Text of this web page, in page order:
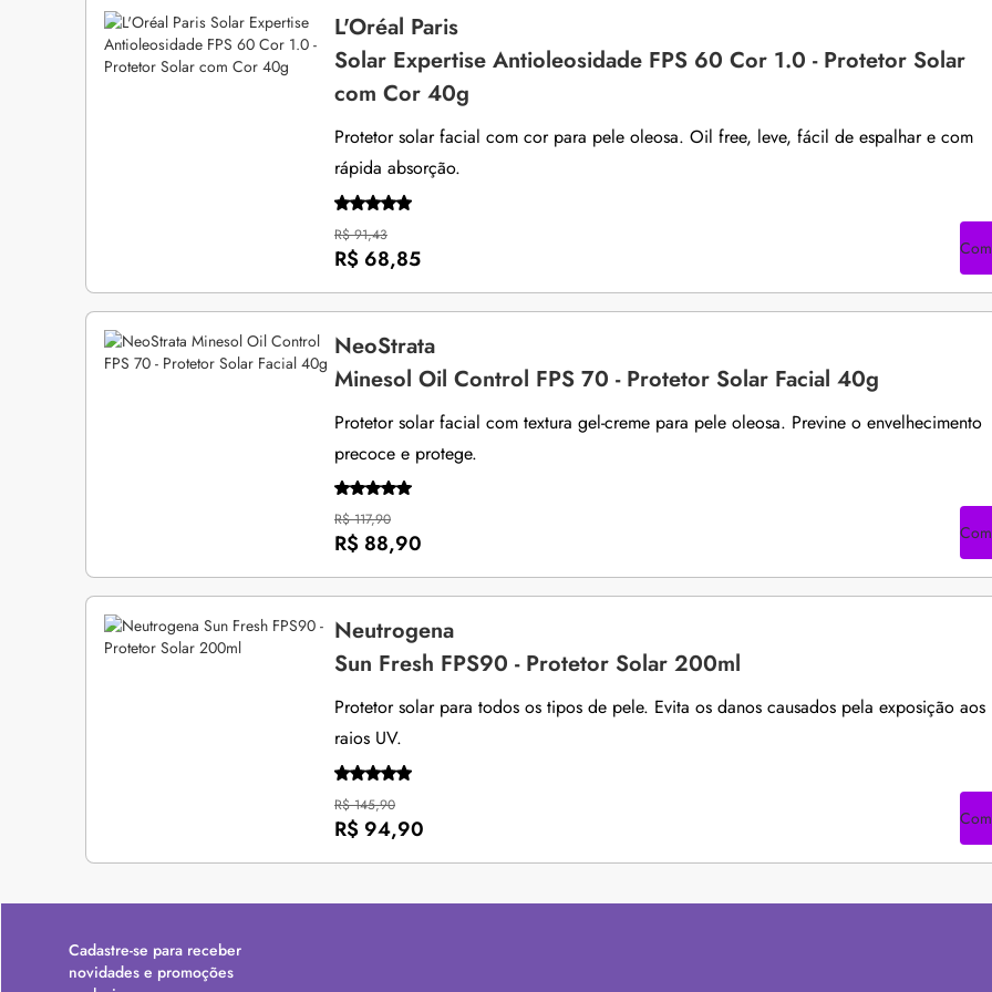
L'Oréal Paris
Solar Expertise Antioleosidade FPS 60 Cor 1.0 - Protetor Solar
com Cor 40g
Protetor solar facial com cor para pele oleosa. Oil free, leve, fácil de espalhar e com
rápida absorção.
R$ 91,43
R$ 68,85
NeoStrata
Minesol Oil Control FPS 70 - Protetor Solar Facial 40g
Protetor solar facial com textura gel-creme para pele oleosa. Previne o envelhecimento
precoce e protege.
R$ 117,90
R$ 88,90
Neutrogena
Sun Fresh FPS90 - Protetor Solar 200ml
Protetor solar para todos os tipos de pele. Evita os danos causados pela exposição aos
raios UV.
R$ 145,90
R$ 94,90
Cadastre-se para receber
novidades e promoções